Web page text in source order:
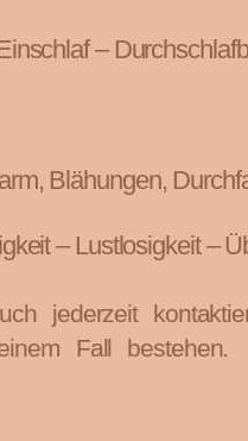
–
Blähungen,
– Lustlosigkeit –
jederzeit
Fall bestehen.